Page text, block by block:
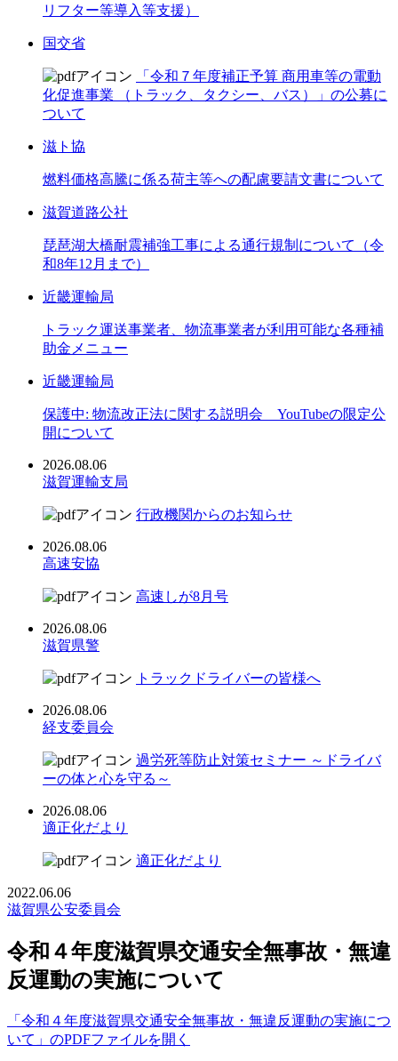
リフター等導入等支援）
国交省
「令和７年度補正予算 商用車等の電動
化促進事業 （トラック、タクシー、バス）」の公募に
ついて
滋ト協
燃料価格高騰に係る荷主等への配慮要請文書について
滋賀道路公社
琵琶湖大橋耐震補強工事による通行規制について（令
和8年12月まで）
近畿運輸局
トラック運送事業者、物流事業者が利用可能な各種補
助金メニュー
近畿運輸局
保護中: 物流改正法に関する説明会 YouTubeの限定公
開について
2026.08.06
滋賀運輸支局
行政機関からのお知らせ
2026.08.06
高速安協
高速しが8月号
2026.08.06
滋賀県警
トラックドライバーの皆様へ
2026.08.06
経支委員会
過労死等防止対策セミナー ～ドライバ
ーの体と心を守る～
2026.08.06
適正化だより
適正化だより
2022.06.06
滋賀県公安委員会
令和４年度滋賀県交通安全無事故・無違
反運動の実施について
「令和４年度滋賀県交通安全無事故・無違反運動の実施につ
いて」のPDFファイルを開く